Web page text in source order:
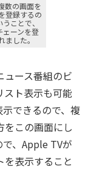
数の画面を
登録するの
ことで、
ェーンを登
した。
ース番組のビ
スト表示も可能
できるので、複
この画面にし
、Apple TVが
表示すること